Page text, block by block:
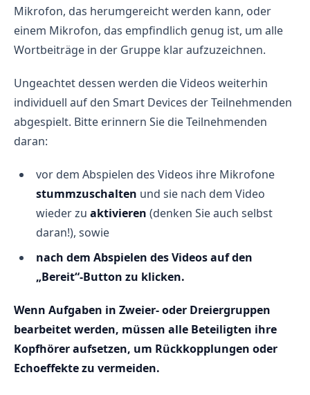
Mikrofon, das herumgereicht werden kann, oder
einem Mikrofon, das empfindlich genug ist, um alle
Wortbeiträge in der Gruppe klar aufzuzeichnen.
Ungeachtet dessen werden die Videos weiterhin
individuell auf den Smart Devices der Teilnehmenden
abgespielt. Bitte erinnern Sie die Teilnehmenden
daran:
vor dem Abspielen des Videos ihre Mikrofone
stummzuschalten und sie nach dem Video
wieder zu aktivieren (denken Sie auch selbst
daran!), sowie
nach dem Abspielen des Videos auf den
„Bereit“-Button zu klicken.
Wenn Aufgaben in Zweier- oder Dreiergruppen
bearbeitet werden, müssen alle Beteiligten ihre
Kopfhörer aufsetzen, um Rückkopplungen oder
Echoeffekte zu vermeiden.